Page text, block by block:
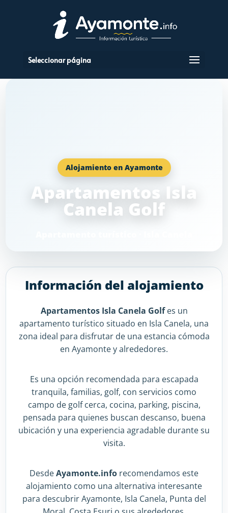
Seleccionar página
Alojamiento en Ayamonte
Apartamentos Isla
Canela Golf
Información del alojamiento
Apartamentos Isla Canela Golfes un
apartamento turístico situado en Isla Canela, una
zona ideal para disfrutar de una estancia cómoda
en Ayamonte y alrededores.
Es una opción recomendada para escapada
tranquila, familias, golf, con servicios como
campo de golf cerca, cocina, parking, piscina,
pensada para quienes buscan descanso, buena
ubicación y una experiencia agradable durante su
visita.
DesdeAyamonte.info recomendamos este
alojamiento como una alternativa interesante
para descubrir Ayamonte, Isla Canela, Punta del